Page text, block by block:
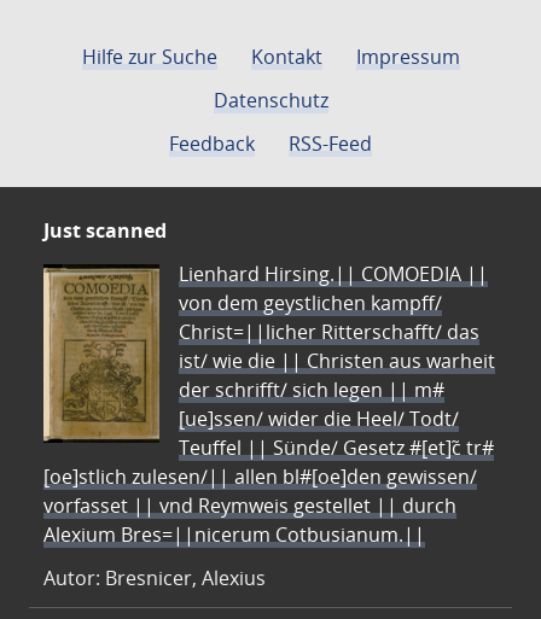
Hilfe zur Suche Kontakt
Impressum
Datenschutz
Feedback
RSS-Feed
Just scanned
Lienhard Hirsing.|| COMOEDIA ||
von dem geystlichen kampff/
Christ=||licher Ritterschafft/ das
ist/ wie die || Christen aus warheit
der schrifft/ sich legen || m#
[ue]ssen/ wider die Heel/ Todt/
Teuffel || Sünde/ Gesetz #[et]c̃ tr#
[oe]stlich zulesen/|| allen bl#[oe]den gewissen/
vorfasset || vnd Reymweis gestellet || durch
Alexium Bres=||nicerum Cotbusianum.||
Autor: Bresnicer, Alexius